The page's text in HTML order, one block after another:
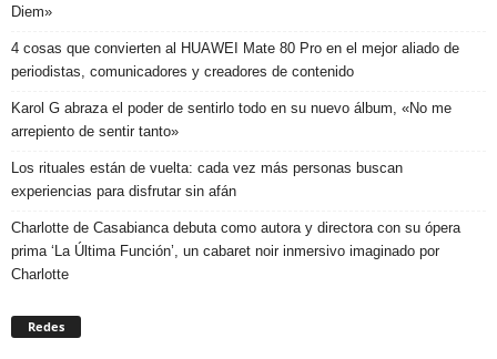
Diem»
4 cosas que convierten al HUAWEI Mate 80 Pro en el mejor aliado de
periodistas, comunicadores y creadores de contenido
Karol G abraza el poder de sentirlo todo en su nuevo álbum, «No me
arrepiento de sentir tanto»
Los rituales están de vuelta: cada vez más personas buscan
experiencias para disfrutar sin afán
Charlotte de Casabianca debuta como autora y directora con su ópera
prima ‘La Última Función’, un cabaret noir inmersivo imaginado por
Charlotte
Redes